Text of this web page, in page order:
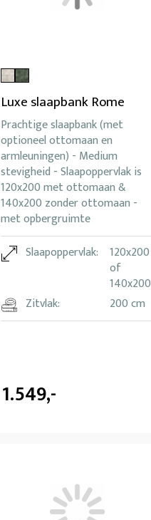
Luxe slaapbank Rome
Prachtige slaapbank (met
optioneel ottomaan en
armleuningen) - Medium
stevigheid - Slaapoppervlak is
120x200 met ottomaan &
140x200 zonder ottomaan -
met opbergruimte
Slaapoppervlak:
120x200
of
140x200
Zitvlak:
200 cm
1.549,-